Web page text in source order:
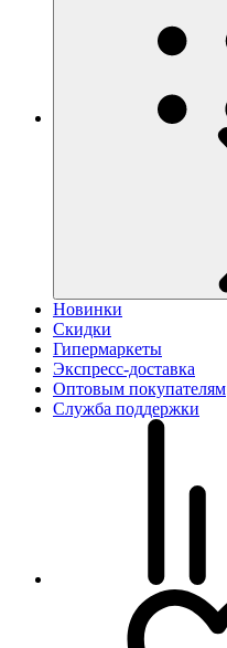
Новинки
Скидки
Гипермаркеты
Экспресс-доставка
Оптовым покупателям
Служба поддержки